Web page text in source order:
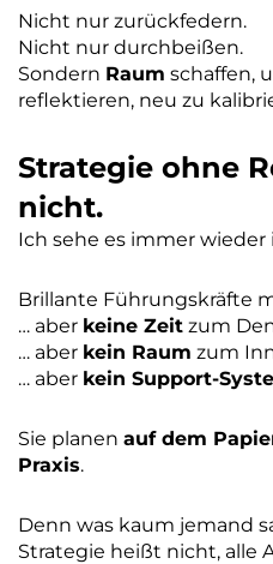
Nicht nur zurückfedern.
Nicht nur durchbeißen.
Sondern Raum schaffen,
reflektieren, neu zu
Strategie ohne
nicht.
Ich sehe es immer wieder
Brillante Führungskräfte
… aber keine Zeit zum
… aber kein Raum zum
… aber kein Support-
Sie planen auf dem
Praxis.
Denn was kaum jemand
Strategie heißt nicht, alle